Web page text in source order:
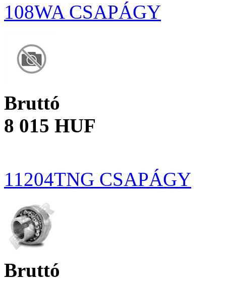
108WA CSAPÁGY
Bruttó
8 015 HUF
11204TNG CSAPÁGY
Bruttó